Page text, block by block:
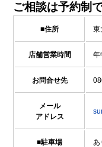
ご相談は予約制で
■住所 東
店舗営業時間 年
お問合せ先
メール
アドレス
■駐車場 あ